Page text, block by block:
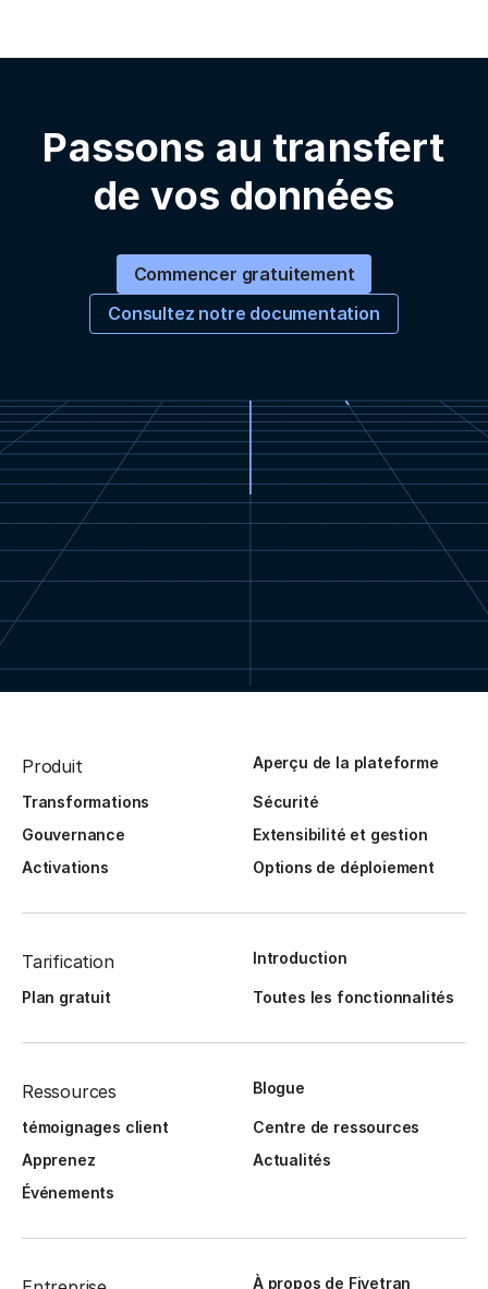
Passons au transfert
de vos données
Commencer gratuitement
Consultez notre documentation
Produit Aperçu de la plateforme
Transformations
Sécurité
Gouvernance
Extensibilité et gestion
Activations
Options de déploiement
Tarification Introduction
Plan gratuit Toutes les fonctionnalités
Ressources Blogue
témoignages client
Centre de ressources
Apprenez
Actualités
Événements
À propos de Fivetran